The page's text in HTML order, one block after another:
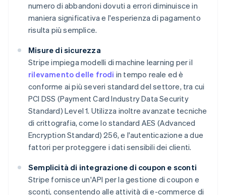
numero di abbandoni dovuti a errori diminuisce in
maniera significativa e l'esperienza di pagamento
risulta più semplice.
Misure di sicurezza
Stripe impiega modelli di machine learning per il
rilevamento delle frodi in tempo reale ed è
conforme ai più severi standard del settore, tra cui
PCI DSS (Payment Card Industry Data Security
Standard) Level 1. Utilizza inoltre avanzate tecniche
di crittografia, come lo standard AES (Advanced
Encryption Standard) 256, e l'autenticazione a due
fattori per proteggere i dati sensibili dei clienti.
Semplicità di integrazione di coupon e sconti
Stripe fornisce un'API per la gestione di coupon e
sconti, consentendo alle attività di e-commerce di